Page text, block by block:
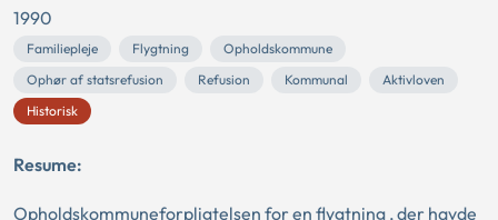
1990
Familiepleje Flygtning
Opholdskommune
Ophør af statsrefusion
Refusion Kommunal
Aktivloven
Historisk
Resume:
Opholdskommuneforpligtelsen for en flygtning , der havde